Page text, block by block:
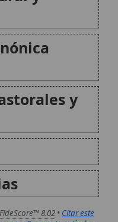
católica, se
hombre y una
esenciales del
razón,
están...
como el
de la creación
los errores
del pensamiento